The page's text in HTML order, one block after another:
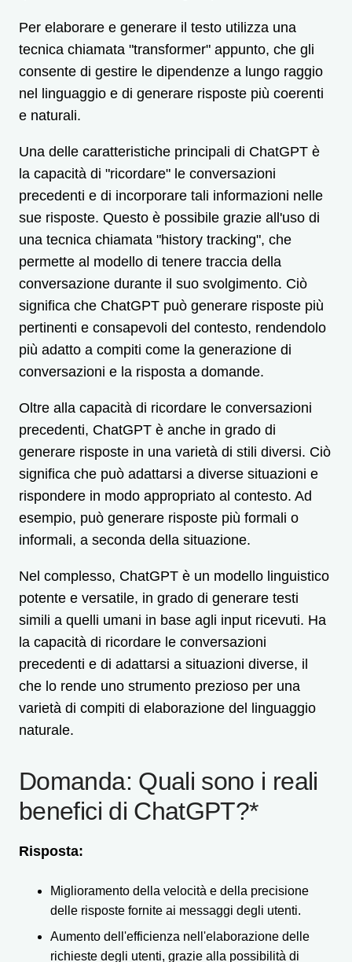
Per elaborare e generare il testo utilizza una
tecnica chiamata "transformer" appunto, che gli
consente di gestire le dipendenze a lungo raggio
nel linguaggio e di generare risposte più coerenti
e naturali.
Una delle caratteristiche principali di ChatGPT è
la capacità di "ricordare" le conversazioni
precedenti e di incorporare tali informazioni nelle
sue risposte. Questo è possibile grazie all'uso di
una tecnica chiamata "history tracking", che
permette al modello di tenere traccia della
conversazione durante il suo svolgimento. Ciò
significa che ChatGPT può generare risposte più
pertinenti e consapevoli del contesto, rendendolo
più adatto a compiti come la generazione di
conversazioni e la risposta a domande.
Oltre alla capacità di ricordare le conversazioni
precedenti, ChatGPT è anche in grado di
generare risposte in una varietà di stili diversi. Ciò
significa che può adattarsi a diverse situazioni e
rispondere in modo appropriato al contesto. Ad
esempio, può generare risposte più formali o
informali, a seconda della situazione.
Nel complesso, ChatGPT è un modello linguistico
potente e versatile, in grado di generare testi
simili a quelli umani in base agli input ricevuti. Ha
la capacità di ricordare le conversazioni
precedenti e di adattarsi a situazioni diverse, il
che lo rende uno strumento prezioso per una
varietà di compiti di elaborazione del linguaggio
naturale.
Domanda: Quali sono i reali
benefici di ChatGPT?*
Risposta:
Miglioramento della velocità e della precisione
delle risposte fornite ai messaggi degli utenti.
Aumento dell'efficienza nell'elaborazione delle
richieste degli utenti, grazie alla possibilità di